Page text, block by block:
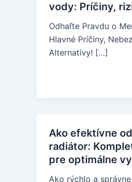
vody: Príčiny,
Odhaľte Pravdu o
Hlavné Príčiny,
Alternatívy! […]
Ako efektívne
radiátor:
pre optimálne
Ako rýchlo a